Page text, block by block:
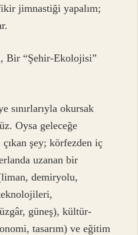
jimnastiği yapalım;
Bir “Şehir-Ekolojisi”
sınırlarıyla okursak
Oysa geleceğe
çıkan şey; körfezden iç
uzanan bir
demiryolu,
güneş), kültür-
tasarım) ve eğitim